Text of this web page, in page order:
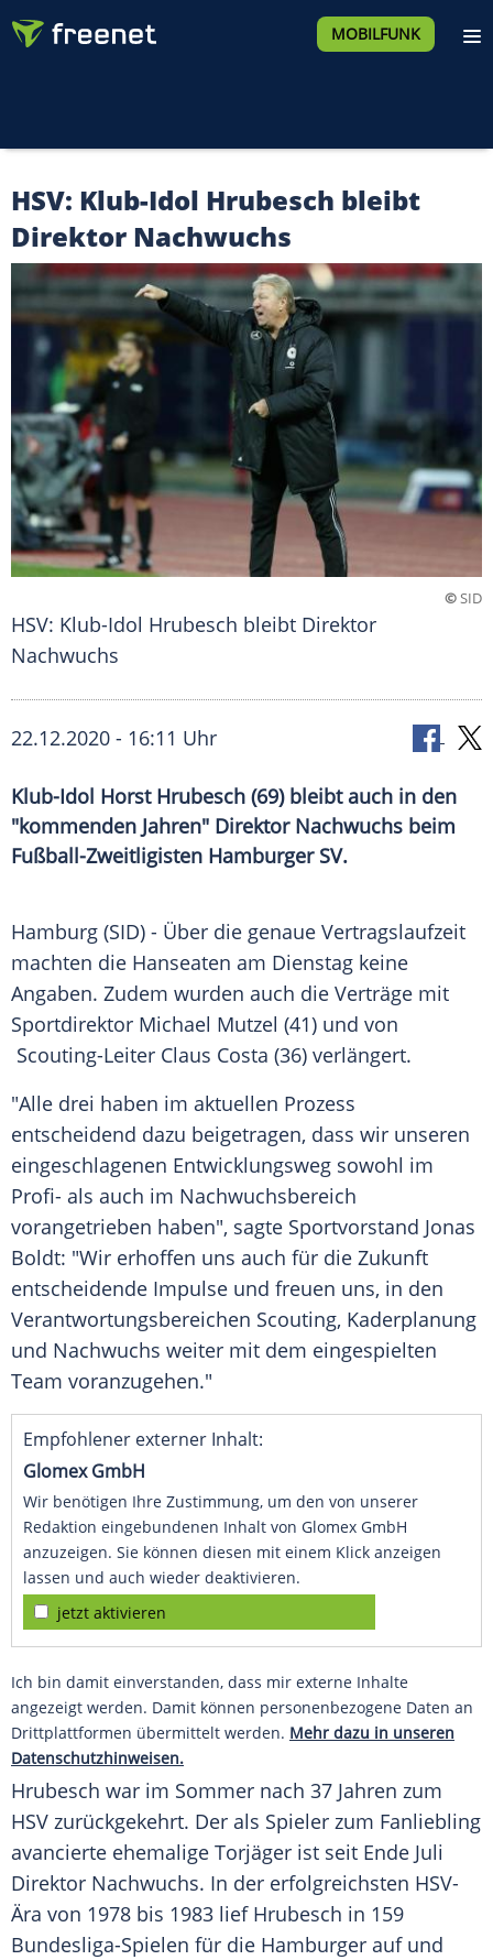
MOBILFUNK
HSV: Klub-Idol Hrubesch bleibt
Direktor Nachwuchs
©SID
HSV: Klub-Idol Hrubesch bleibt Direktor
Nachwuchs
22.12.2020 - 16:11 Uhr
Klub-Idol Horst Hrubesch (69) bleibt auch in den
"kommenden Jahren" Direktor Nachwuchs beim
Fußball-Zweitligisten Hamburger SV.
Hamburg (SID) - Über die genaue Vertragslaufzeit
machten die Hanseaten am Dienstag keine
Angaben. Zudem wurden auch die Verträge mit
Sportdirektor Michael Mutzel (41) und von
Scouting-Leiter Claus Costa (36) verlängert.
"Alle drei haben im aktuellen Prozess
entscheidend dazu beigetragen, dass wir unseren
eingeschlagenen Entwicklungsweg sowohl im
Profi- als auch im Nachwuchsbereich
vorangetrieben haben", sagte Sportvorstand Jonas
Boldt: "Wir erhoffen uns auch für die Zukunft
entscheidende Impulse und freuen uns, in den
Verantwortungsbereichen Scouting, Kaderplanung
und Nachwuchs weiter mit dem eingespielten
Team voranzugehen."
Empfohlener externer Inhalt:
Glomex GmbH
Wir benötigen Ihre Zustimmung, um den von unserer
Redaktion eingebundenen Inhalt von Glomex GmbH
anzuzeigen. Sie können diesen mit einem Klick anzeigen
lassen und auch wieder deaktivieren.
jetzt aktivieren
Ich bin damit einverstanden, dass mir externe Inhalte
angezeigt werden. Damit können personenbezogene Daten an
Drittplattformen übermittelt werden. Mehr dazu in unseren
Datenschutzhinweisen.
Hrubesch war im Sommer nach 37 Jahren zum
HSV zurückgekehrt. Der als Spieler zum Fanliebling
avancierte ehemalige Torjäger ist seit Ende Juli
Direktor Nachwuchs. In der erfolgreichsten HSV-
Ära von 1978 bis 1983 lief Hrubesch in 159
Bundesliga-Spielen für die Hamburger auf und